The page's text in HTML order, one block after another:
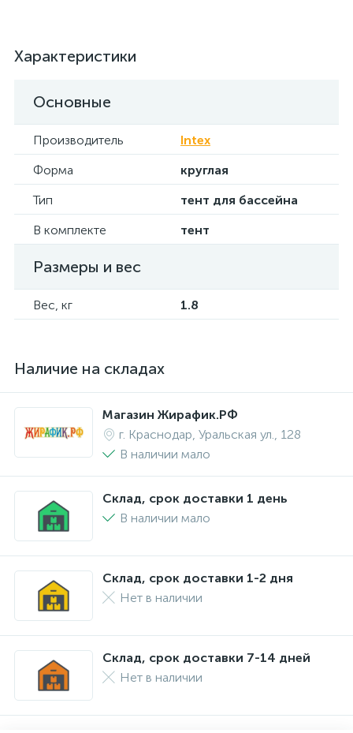
Характеристики
Основные
Производитель
Intex
Форма
круглая
Тип
тент для бассейна
В комплекте
тент
Размеры и вес
Вес, кг 1.8
Наличие на складах
Магазин Жирафик.РФ
г. Краснодар, Уральская ул., 128
В наличии мало
Склад, срок доставки 1 день
В наличии мало
Склад, срок доставки 1-2 дня
Нет в наличии
Склад, срок доставки 7-14 дней
Нет в наличии